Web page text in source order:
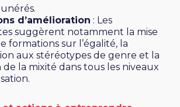
d’amélioration : Les
suggèrent notamment la mise
formations sur l’égalité, la
aux stéréotypes de genre et la
la mixité dans tous les niveaux